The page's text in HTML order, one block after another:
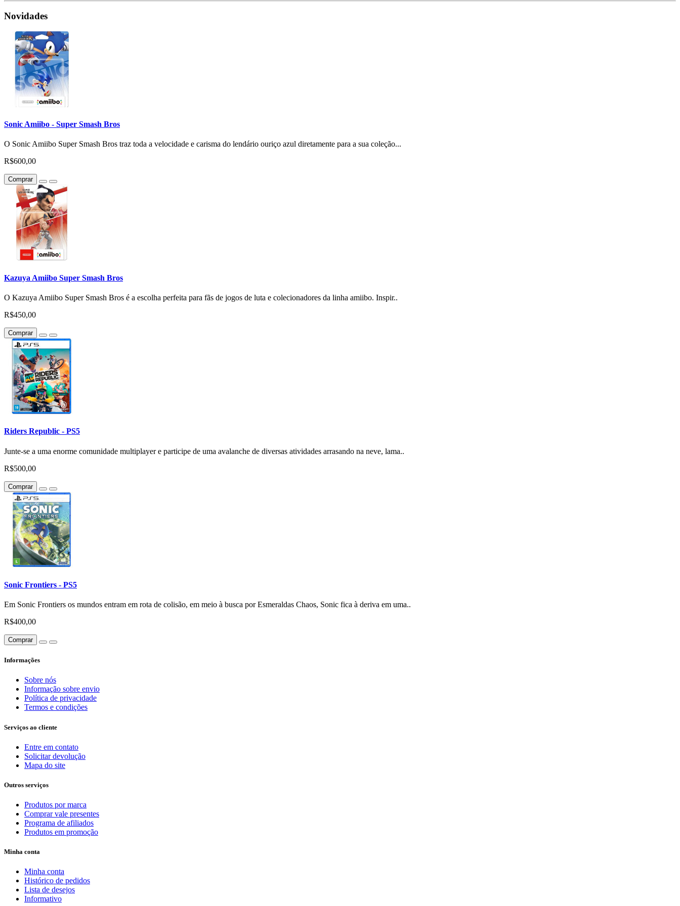
Novidades
Sonic Amiibo - Super Smash Bros
O Sonic Amiibo Super Smash Bros traz toda a velocidade e carisma do lendário ouriço azul diretamente para a sua coleção...
R$600,00
Comprar
Kazuya Amiibo Super Smash Bros
O Kazuya Amiibo Super Smash Bros é a escolha perfeita para fãs de jogos de luta e colecionadores da linha amiibo. Inspir..
R$450,00
Comprar
Riders Republic - PS5
Junte-se a uma enorme comunidade multiplayer e participe de uma avalanche de diversas atividades arrasando na neve, lama..
R$500,00
Comprar
Sonic Frontiers - PS5
Em Sonic Frontiers os mundos entram em rota de colisão, em meio à busca por Esmeraldas Chaos, Sonic fica à deriva em uma..
R$400,00
Comprar
Informações
Sobre nós
Informação sobre envio
Política de privacidade
Termos e condições
Serviços ao cliente
Entre em contato
Solicitar devolução
Mapa do site
Outros serviços
Produtos por marca
Comprar vale presentes
Programa de afiliados
Produtos em promoção
Minha conta
Minha conta
Histórico de pedidos
Lista de desejos
Informativo